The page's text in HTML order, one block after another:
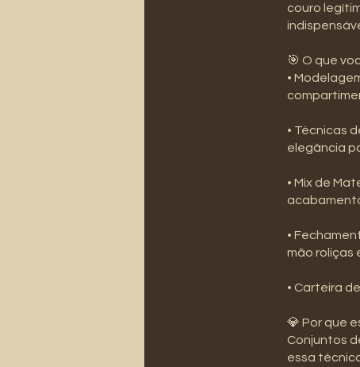
couro
🎯 O que
•
• Técnicas
elegância
• Mix de
•
mão roliças
• Carteira
💎 Por que
Conjuntos
essa